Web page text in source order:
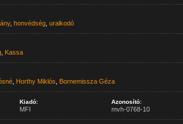
,honvédség ,uralkodó
Kassa
Horthy Miklós Bornemissza Géza
Kiadó:
MFI
Azonosító:
mvh-0768-10